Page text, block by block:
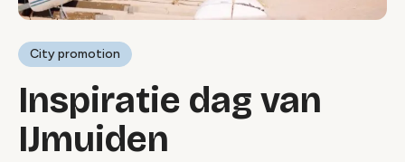
City promotion
Inspiratie dag van
IJmuiden